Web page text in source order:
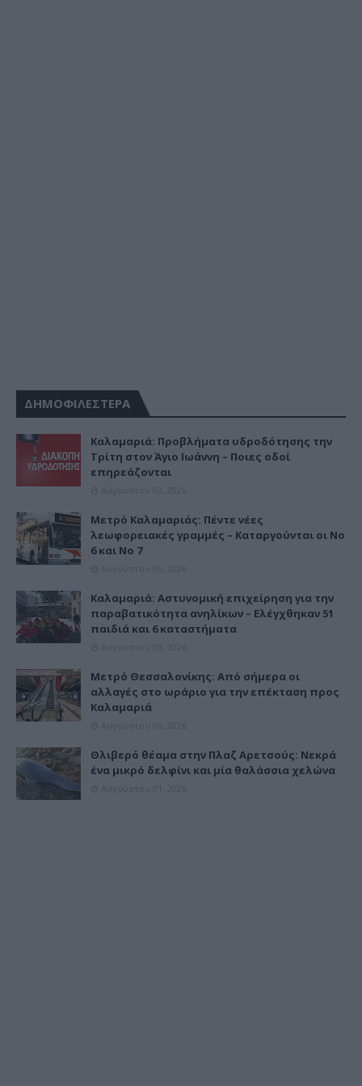
ΔΗΜΟΦΙΛΕΣΤΕΡΑ
Καλαμαριά: Προβλήματα υδροδότησης την
Τρίτη στον Άγιο Ιωάννη – Ποιες οδοί
επηρεάζονται
Μετρό Καλαμαριάς: Πέντε νέες
λεωφορειακές γραμμές – Καταργούνται οι Νο
6 και Νο 7
Καλαμαριά: Αστυνομική επιχείρηση για την
παραβατικότητα ανηλίκων – Ελέγχθηκαν 51
παιδιά και 6 καταστήματα
Μετρό Θεσσαλονίκης: Από σήμερα οι
αλλαγές στο ωράριο για την επέκταση προς
Καλαμαριά
Θλιβερό θέαμα στην Πλαζ Αρετσούς: Νεκρά
ένα μικρό δελφίνι και μία θαλάσσια χελώνα